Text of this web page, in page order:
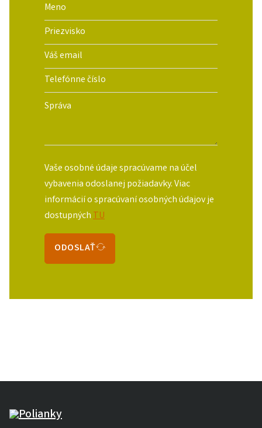
Vaše osobné údaje spracúvame na účel
vybavenia odoslanej požiadavky. Viac
informácií o spracúvaní osobných údajov je
dostupnýchTU
ODOSLAŤ